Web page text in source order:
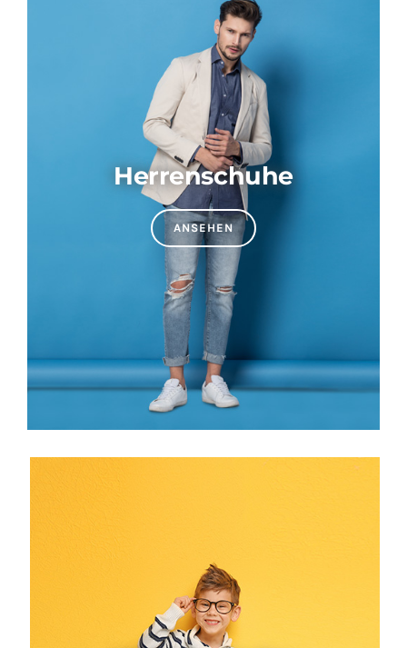
Herrenschuhe
ANSEHEN